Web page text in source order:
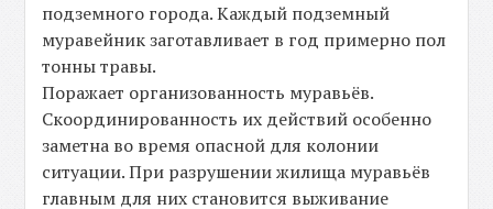
подземного города. Каждый подземный
муравейник заготавливает в год примерно пол
тонны травы.
Поражает организованность муравьёв.
Скоординированность их действий особенно
заметна во время опасной для колонии
ситуации. При разрушении жилища муравьёв
главным для них становится выживание